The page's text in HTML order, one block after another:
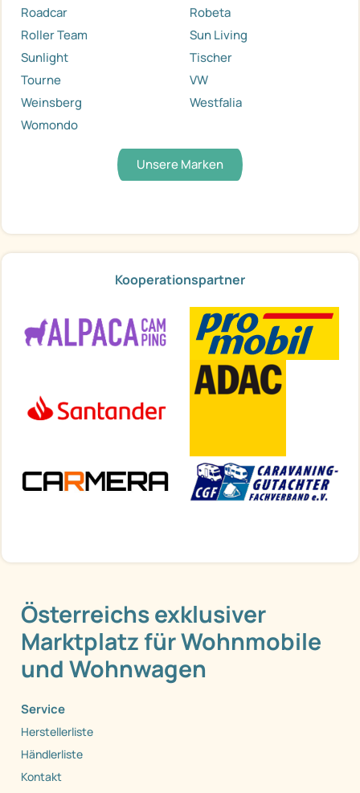
Roadcar
Robeta
Roller Team
Sun Living
Sunlight
Tischer
Tourne
VW
Weinsberg
Westfalia
Womondo
Unsere Marken
Kooperationspartner
Österreichs exklusiver
Marktplatz für Wohnmobile
und Wohnwagen
Service
Herstellerliste
Händlerliste
Kontakt